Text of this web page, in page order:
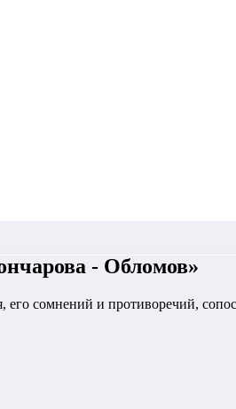
- Обломов»
сомнений и противоречий,